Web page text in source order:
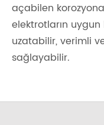
açabilen
elektrotların uygun
uzatabilir, verimli
sağlayabilir.